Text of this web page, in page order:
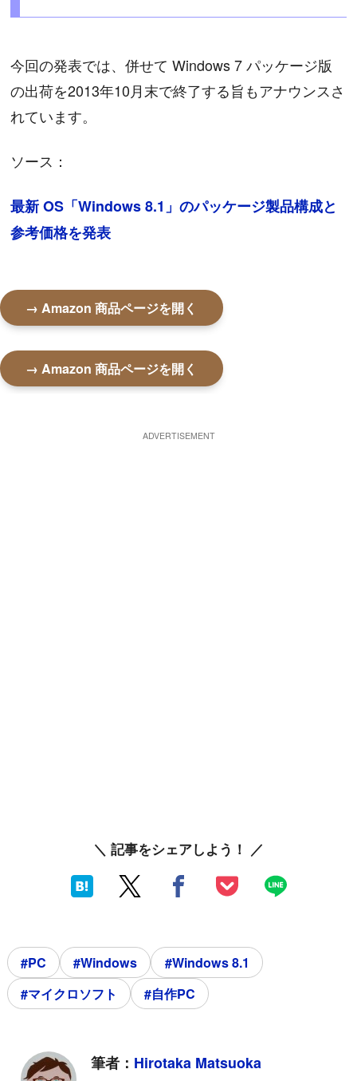
今回の発表では、併せて Windows 7 パッケージ版
の出荷を2013年10月末で終了する旨もアナウンスさ
れています。
ソース：
最新 OS「Windows 8.1」のパッケージ製品構成と
参考価格を発表
→ Amazon 商品ページを開く
→ Amazon 商品ページを開く
＼ 記事をシェアしよう！ ／
#PC #Windows
#Windows 8.1
#マイクロソフト
#自作PC
筆者： Hirotaka Matsuoka